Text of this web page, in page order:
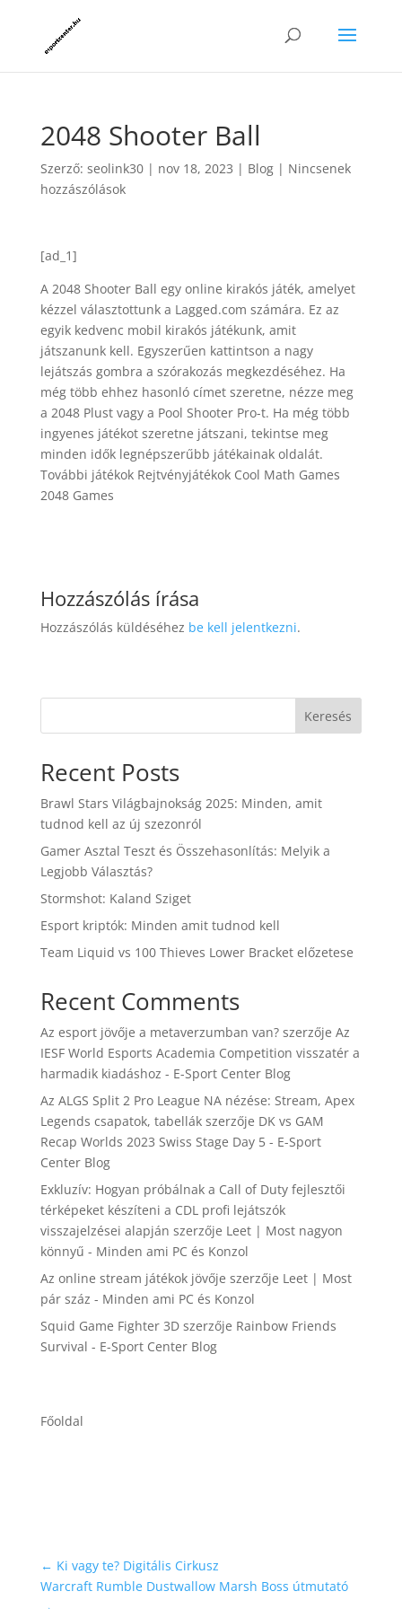
2048 Shooter Ball
Szerző: seolink30| nov 18, 2023 | Blog| Nincsenek
hozzászólások
[ad_1]
A 2048 Shooter Ball egy online kirakós játék, amelyet
kézzel választottunk a Lagged.com számára. Ez az
egyik kedvenc mobil kirakós játékunk, amit
játszanunk kell. Egyszerűen kattintson a nagy
lejátszás gombra a szórakozás megkezdéséhez. Ha
még több ehhez hasonló címet szeretne, nézze meg
a 2048 Plust vagy a Pool Shooter Pro-t. Ha még több
ingyenes játékot szeretne játszani, tekintse meg
minden idők legnépszerűbb játékainak oldalát.
További játékok Rejtvényjátékok Cool Math Games
2048 Games
Hozzászólás írása
Hozzászólás küldéséhez be kell jelentkezni.
Keresés
Recent Posts
Brawl Stars Világbajnokság 2025: Minden, amit
tudnod kell az új szezonról
Gamer Asztal Teszt és Összehasonlítás: Melyik a
Legjobb Választás?
Stormshot: Kaland Sziget
Esport kriptók: Minden amit tudnod kell
Team Liquid vs 100 Thieves Lower Bracket előzetese
Recent Comments
Az esport jövője a metaverzumban van?szerzője Az
IESF World Esports Academia Competition visszatér a
harmadik kiadáshoz - E-Sport Center Blog
Az ALGS Split 2 Pro League NA nézése: Stream, Apex
Legends csapatok, tabellákszerzője DK vs GAM
Recap Worlds 2023 Swiss Stage Day 5 - E-Sport
Center Blog
Exkluzív: Hogyan próbálnak a Call of Duty fejlesztői
térképeket készíteni a CDL profi lejátszók
visszajelzései alapján szerzője Leet | Most nagyon
könnyű - Minden ami PC és Konzol
Az online stream játékok jövője szerzője Leet | Most
pár száz - Minden ami PC és Konzol
Squid Game Fighter 3Dszerzője Rainbow Friends
Survival - E-Sport Center Blog
Főoldal
← Ki vagy te? Digitális Cirkusz
Warcraft Rumble Dustwallow Marsh Boss útmutató